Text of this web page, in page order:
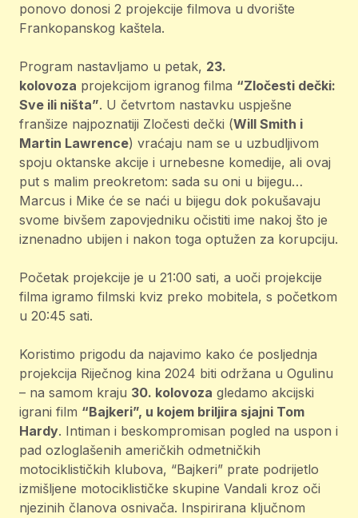
ponovo donosi 2 projekcije filmova u dvorište
Frankopanskog kaštela.
Program nastavljamo u petak, 23.
kolovoza projekcijom igranog filma “Zločesti dečki:
Sve ili ništa”. U četvrtom nastavku uspješne
franšize najpoznatiji Zločesti dečki (Will Smith i
Martin Lawrence) vraćaju nam se u uzbudljivom
spoju oktanske akcije i urnebesne komedije, ali ovaj
put s malim preokretom: sada su oni u bijegu…
Marcus i Mike će se naći u bijegu dok pokušavaju
svome bivšem zapovjedniku očistiti ime nakoj što je
iznenadno ubijen i nakon toga optužen za korupciju.
Početak projekcije je u 21:00 sati, a uoči projekcije
filma igramo filmski kviz preko mobitela, s početkom
u 20:45 sati.
Koristimo prigodu da najavimo kako će posljednja
projekcija Riječnog kina 2024 biti održana u Ogulinu
– na samom kraju 30. kolovoza gledamo akcijski
igrani film “Bajkeri”, u kojem briljira sjajni Tom
Hardy. Intiman i beskompromisan pogled na uspon i
pad ozloglašenih američkih odmetničkih
motociklističkih klubova, “Bajkeri” prate podrijetlo
izmišljene motociklističke skupine Vandali kroz oči
njezinih članova osnivača. Inspirirana ključnom